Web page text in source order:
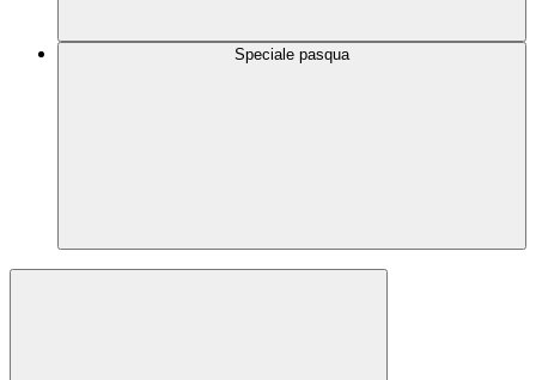
Speciale pasqua